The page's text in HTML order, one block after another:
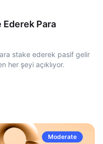
Ederek Para
stake ederek pasif gelir
her şeyi açıklıyor.
Moderate